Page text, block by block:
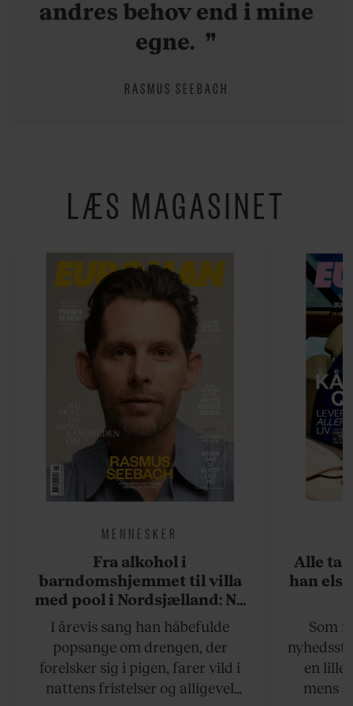
andres behov end i mine
egne.
RASMUS SEEBACH
LÆS MAGASINET
MENNESKER
Fra alkohol i
barndomshjemmet til villa
med pool i Nordsjælland: Nu
skal du høre sandheden om
Rasmus Seebach
I årevis sang han håbefulde
popsange om drengen, der
forelsker sig i pigen, farer vild i
nattens fristelser og alligevel
Alle
han
Som
en lille
mens